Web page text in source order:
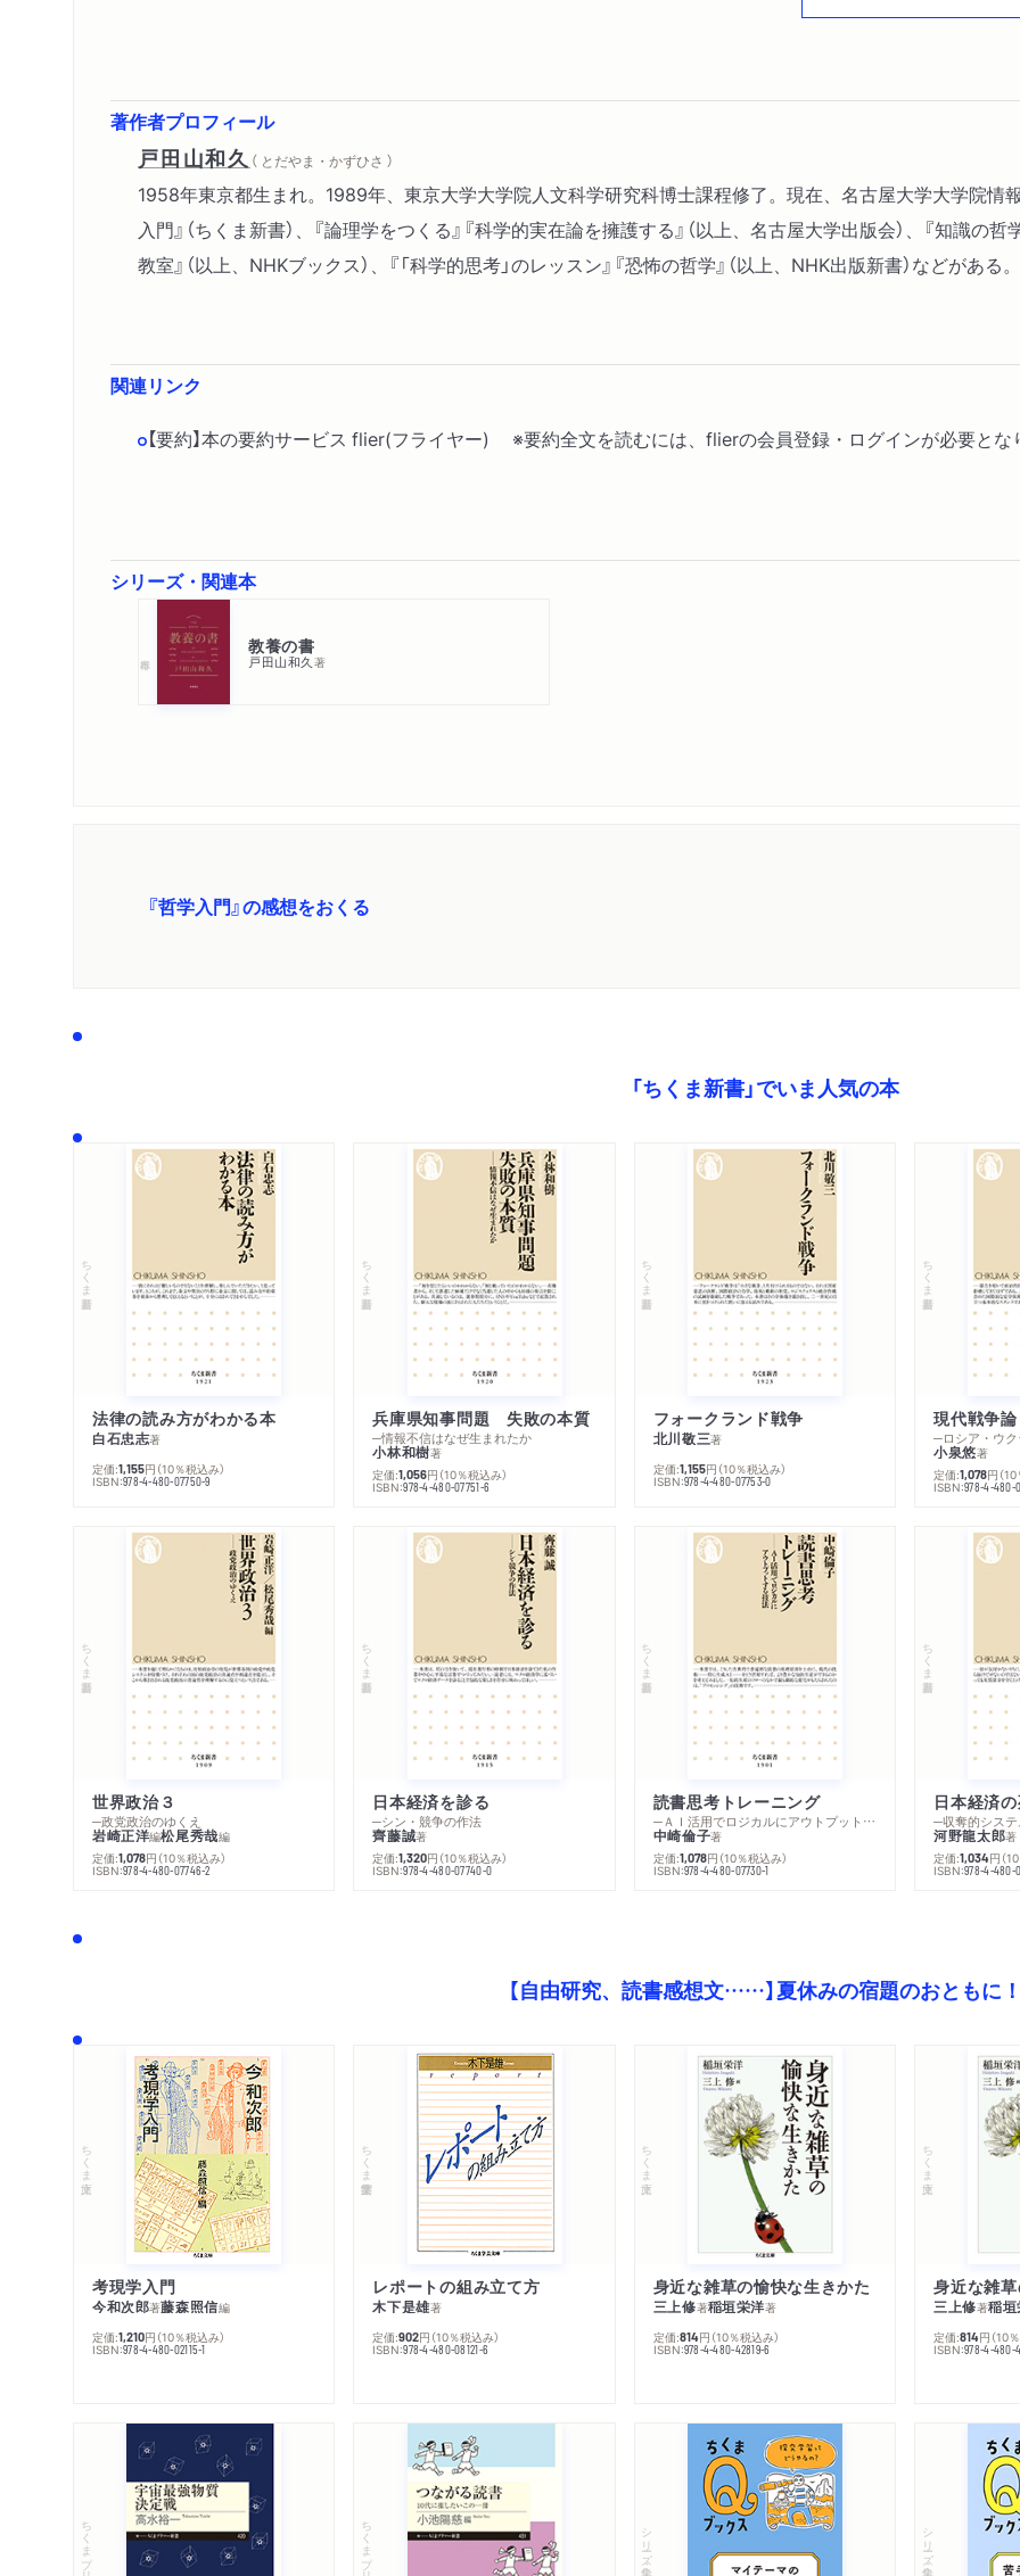
著作者プロフィール
戸田山和久 （ とだやま・かずひさ ）
1958年東京都生まれ。1989年、東京大学大学院人文科学研究科博士課程修了。現在、名古屋大学大学院情
入門』（ちくま新書）、『論理学をつくる』『科学的実在論を擁護する』（以上、名古屋大学出版会）、『知識の哲
教室』（以上、NHKブックス）、『「科学的思考」のレッスン』『恐怖の哲学』（以上、NHK出版新書）などがある。
関連リンク
【要約】本の要約サービス flier(フライヤー) ※要約全文を読むには、flierの会員登録・ログインが必要とな
シリーズ・関連本
教養の書
戸田山和久 著
『哲学入門』の感想をおくる
「ちくま新書」でいま人気の本
ちくま新書
法律の読み方がわかる本
白石忠志著
定価:1,155円 （10％税込み）
ISBN:978-4-480-07750-9
ちくま新書
兵庫県知事問題 失敗の本質
─情報不信はなぜ生まれたか
小林和樹著
定価:1,056円 （10％税込み）
ISBN:978-4-480-07751-6
ちくま新書
フォークランド戦争
北川敬三著
定価:1,155円 （10％税込み）
ISBN:978-4-480-07753-0
ちくま新書
現代戦争論
小泉悠著
定価:1,078円 （
ISBN:978-4-480-
ちくま新書
世界政治３
─政党政治のゆくえ
岩崎正洋編松尾秀哉編
定価:1,078円 （10％税込み）
ISBN:978-4-480-07746-2
ちくま新書
日本経済を診る
─シン・競争の作法
齊藤誠著
定価:1,320円 （10％税込み）
ISBN:978-4-480-07740-0
ちくま新書
読書思考トレーニング
─ＡＩ活用でロジカルにアウトプットする技法
中崎倫子著
定価:1,078円 （10％税込み）
ISBN:978-4-480-07730-1
ちくま新書
日本経済
─収奪的シス
河野龍太郎著
定価:1,034円 （
ISBN:978-4-480-
【自由研究、読書感想文……】夏休みの宿題のおともに！
ちくま文庫
考現学入門
今和次郎著藤森照信編
定価:1,210円 （10％税込み）
ISBN:978-4-480-02115-1
ちくま学芸文庫
レポートの組み立て方
木下是雄著
定価:902円 （10％税込み）
ISBN:978-4-480-08121-6
ちくま文庫
身近な雑草の愉快な生きかた
三上修著稲垣栄洋著
定価:814円 （10％税込み）
ISBN:978-4-480-42819-6
ちくま文庫
身近な雑
三上修著稲
定価:814円 （10
ISBN:978-4-480-
ちくまプリマー新書 ちくまプリマー新書 シリーズ・全集 シリーズ・全集